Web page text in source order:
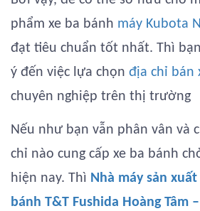
phẩm xe ba bánh máy Kubota
đạt tiêu chuẩn tốt nhất. Thì
ý đến việc lựa chọn địa chỉ bán
chuyên nghiệp trên thị trường
Nếu như bạn vẫn phân vân và
chỉ nào cung cấp xe ba bánh
hiện nay. Thì Nhà máy sản
bánh T&T Fushida Hoàng Tâm